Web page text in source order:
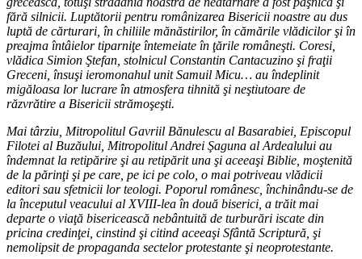
fără silnicii. Luptătorii pentru românizarea Bisericii noastre au dus
luptă de cărturari, în chiliile mănăstirilor, în cămările vlădicilor şi în
preajma întâielor tiparniţe întemeiate în ţările româneşti. Coresi,
vlădica Simion Ştefan, stolnicul Constantin Cantacuzino şi fraţii
Greceni, însuşi ieromonahul unit Samuil Micu… au îndeplinit
migăloasa lor lucrare în atmosfera tihnită şi neştiutoare de
răzvrătire a Bisericii strămoşeşti.
Mai târziu, Mitropolitul Gavriil Bănulescu al Basarabiei, Episcopul
Filotei al Buzăului, Mitropolitul Andrei Şaguna al Ardealului au
îndemnat la retipărire şi au retipărit una şi aceeaşi Biblie, moştenită
de la părinţi şi pe care, pe ici pe colo, o mai potriveau vlădicii
editori sau sfetnicii lor teologi. Poporul românesc, închinându-se de
la începutul veacului al XVIII-lea în două biserici, a trăit mai
departe o viaţă bisericească nebântuită de turburări iscate din
pricina credinţei, cinstind şi citind aceeaşi Sfântă Scriptură, şi
nemolipsit de propaganda sectelor protestante şi neoprotestante.